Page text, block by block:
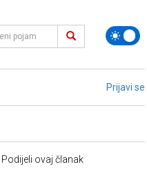
Prijavi se
Podijeli ovaj članak